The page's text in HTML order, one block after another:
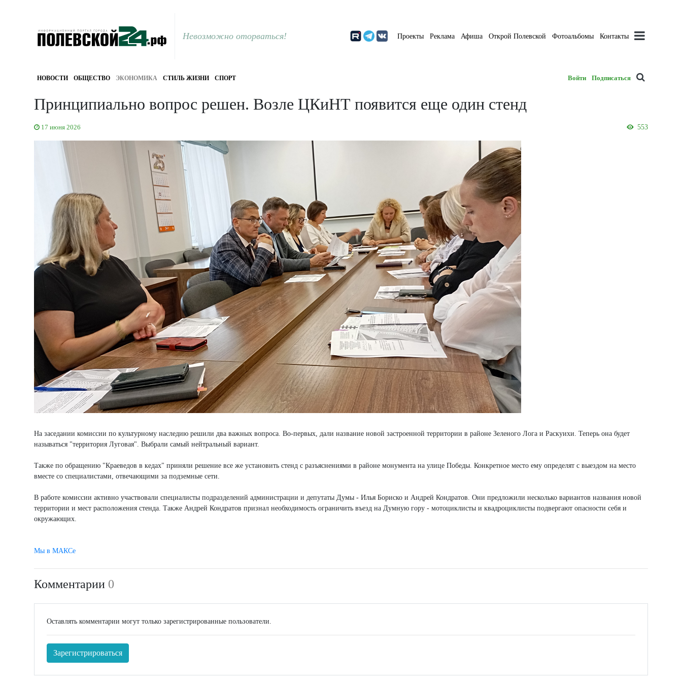
Невозможно оторваться! Проекты Реклама Афиша Открой Полевской Фотоальбомы Контакты
НОВОСТИ ОБЩЕСТВО ЭКОНОМИКА СТИЛЬ ЖИЗНИ СПОРТ Войти Подписаться
Принципиально вопрос решен. Возле ЦКиНТ появится еще один стенд
17 июня 2026 553
На заседании комиссии по культурному наследию решили два важных вопроса. Во-первых, дали название новой застроенной территории в районе Зеленого Лога и Раскуихи. Теперь она будет
называться "территория Луговая". Выбрали самый нейтральный вариант.
Также по обращению "Краеведов в кедах" приняли решение все же установить стенд с разъяснениями в районе монумента на улице Победы. Конкретное место ему определят с выездом на место
вместе со специалистами, отвечающими за подземные сети.
В работе комиссии активно участвовали специалисты подразделений администрации и депутаты Думы - Илья Бориско и Андрей Кондратов. Они предложили несколько вариантов названия новой
территории и мест расположения стенда. Также Андрей Кондратов признал необходимость ограничить въезд на Думную гору - мотоциклисты и квадроциклисты подвергают опасности себя и
окружающих.
Мы в МАКСе
Комментарии 0
Оставлять комментарии могут только зарегистрированные пользователи.
Зарегистрироваться